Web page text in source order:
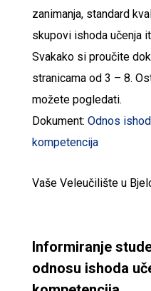
zanimanja, standard
skupovi ishoda učenja
Svakako si proučite
stranicama od 3 – 8.
možete pogledati.
Dokument: Odnos
kompetencija
Vaše Veleučilište u
Informiranje
odnosu ishoda